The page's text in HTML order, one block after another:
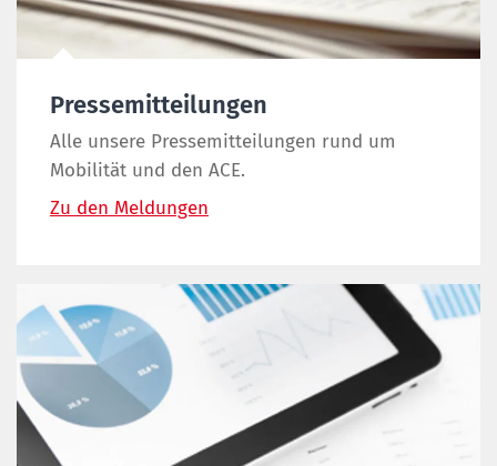
Pressemitteilungen
Alle unsere Pressemitteilungen rund um
Mobilität und den ACE.
Zu den Meldungen